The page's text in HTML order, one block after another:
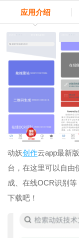
应用介绍
动妖创作云app最新
台，在这里可以自由
成、在线OCR识别
下载吧！